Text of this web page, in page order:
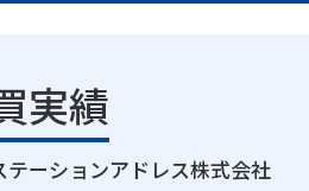
実績
｜ーションアドレス株式会社